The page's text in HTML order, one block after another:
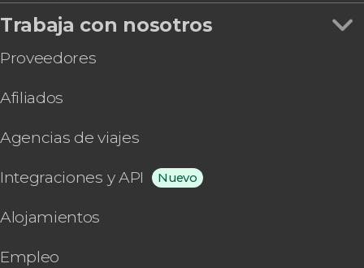
Trabaja con nosotros
Proveedores
Afiliados
Agencias de viajes
Integraciones y API Nuevo
Alojamientos
Empleo